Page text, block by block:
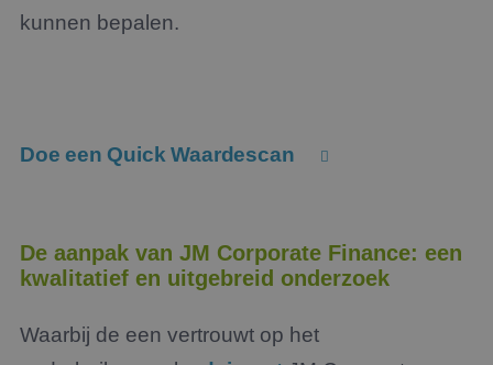
kunnen bepalen.
Doe een Quick Waardescan
De aanpak van JM Corporate Finance: een
kwalitatief en uitgebreid onderzoek
Waarbij de een vertrouwt op het